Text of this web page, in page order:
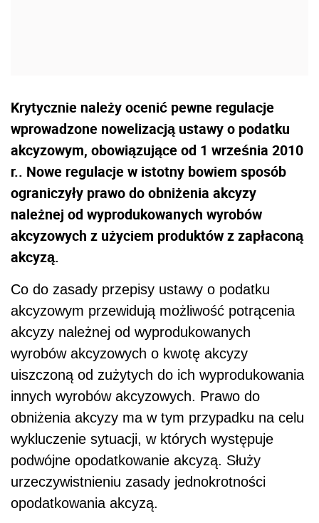
Krytycznie należy ocenić pewne regulacje
wprowadzone nowelizacją ustawy o podatku
akcyzowym, obowiązujące od 1 września 2010
r.. Nowe regulacje w istotny bowiem sposób
ograniczyły prawo do obniżenia akcyzy
należnej od wyprodukowanych wyrobów
akcyzowych z użyciem produktów z zapłaconą
akcyzą.
Co do zasady przepisy ustawy o podatku
akcyzowym przewidują możliwość potrącenia
akcyzy należnej od wyprodukowanych
wyrobów akcyzowych o kwotę akcyzy
uiszczoną od zużytych do ich wyprodukowania
innych wyrobów akcyzowych. Prawo do
obniżenia akcyzy ma w tym przypadku na celu
wykluczenie sytuacji, w których występuje
podwójne opodatkowanie akcyzą. Służy
urzeczywistnieniu zasady jednokrotności
opodatkowania akcyzą.